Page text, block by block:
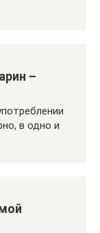
–
в одно и